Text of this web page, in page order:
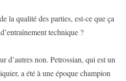
la qualité des parties, est-ce que ça
technique ?
d’autres non. Petrossian, qui est un
a été à une époque champion